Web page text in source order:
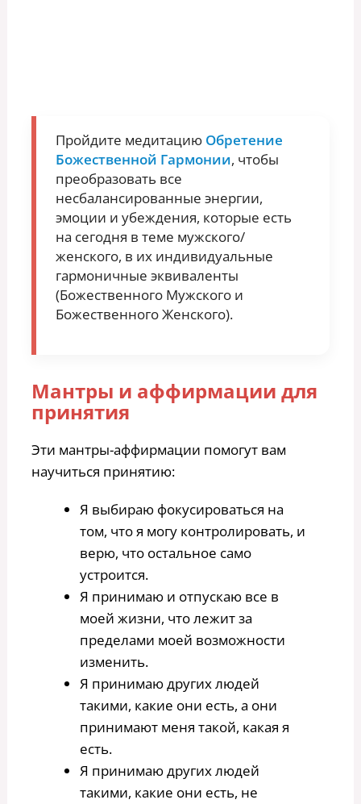
Пройдите медитацию Обретение
Божественной Гармонии, чтобы
преобразовать все
несбалансированные энергии,
эмоции и убеждения, которые есть
на сегодня в теме мужского/
женского, в их индивидуальные
гармоничные эквиваленты
(Божественного Мужского и
Божественного Женского).
Мантры и аффирмации для
принятия
Эти мантры-аффирмации помогут вам
научиться принятию:
Я выбираю фокусироваться на
том, что я могу контролировать, и
верю, что остальное само
устроится.
Я принимаю и отпускаю все в
моей жизни, что лежит за
пределами моей возможности
изменить.
Я принимаю других людей
такими, какие они есть, а они
принимают меня такой, какая я
есть.
Я принимаю других людей
такими, какие они есть, не